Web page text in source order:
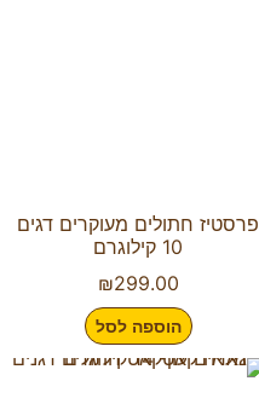
פרסטיז חתולים מעוקרים דגים
10 קילוגרם
₪299.00
הוספה לסל